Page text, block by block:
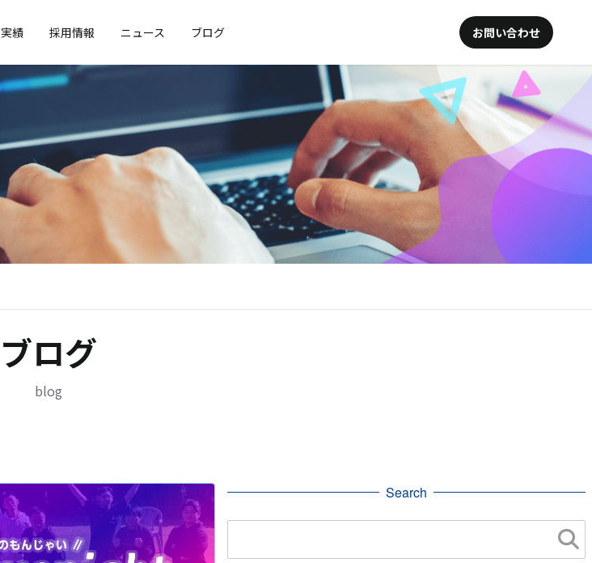
実績 採用情報 ニュース ブログ お問い合わせ
ブログ
blog
Search